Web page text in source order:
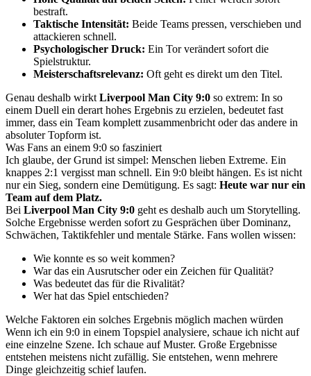
bestraft.
Taktische Intensität: Beide Teams pressen, verschieben und
attackieren schnell.
Psychologischer Druck: Ein Tor verändert sofort die
Spielstruktur.
Meisterschaftsrelevanz: Oft geht es direkt um den Titel.
Genau deshalb wirkt Liverpool Man City 9:0 so extrem: In so
einem Duell ein derart hohes Ergebnis zu erzielen, bedeutet fast
immer, dass ein Team komplett zusammenbricht oder das andere in
absoluter Topform ist.
Was Fans an einem 9:0 so fasziniert
Ich glaube, der Grund ist simpel: Menschen lieben Extreme. Ein
knappes 2:1 vergisst man schnell. Ein 9:0 bleibt hängen. Es ist nicht
nur ein Sieg, sondern eine Demütigung. Es sagt: Heute war nur ein
Team auf dem Platz.
Bei Liverpool Man City 9:0 geht es deshalb auch um Storytelling.
Solche Ergebnisse werden sofort zu Gesprächen über Dominanz,
Schwächen, Taktikfehler und mentale Stärke. Fans wollen wissen:
Wie konnte es so weit kommen?
War das ein Ausrutscher oder ein Zeichen für Qualität?
Was bedeutet das für die Rivalität?
Wer hat das Spiel entschieden?
Welche Faktoren ein solches Ergebnis möglich machen würden
Wenn ich ein 9:0 in einem Topspiel analysiere, schaue ich nicht auf
eine einzelne Szene. Ich schaue auf Muster. Große Ergebnisse
entstehen meistens nicht zufällig. Sie entstehen, wenn mehrere
Dinge gleichzeitig schief laufen.